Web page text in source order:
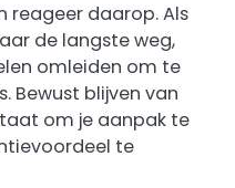
reageer daarop. Als
de langste weg,
omleiden om te
Bewust blijven van
om je aanpak te
te